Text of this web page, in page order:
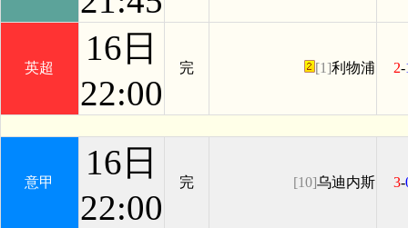
英超
16日
22:00
完 [1]利物浦 2-
意甲
16日
22:00
完 [10]乌迪内斯 3-